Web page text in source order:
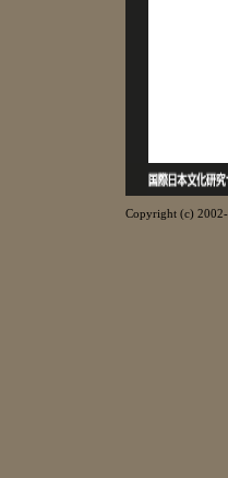
Copyright (c) 2002-